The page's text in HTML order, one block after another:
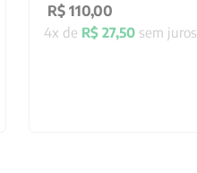
R$ 110,00
4x de R$ 27,50sem juros